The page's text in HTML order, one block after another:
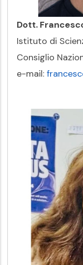
Dott.
Istituto di
Consiglio
e-mail: